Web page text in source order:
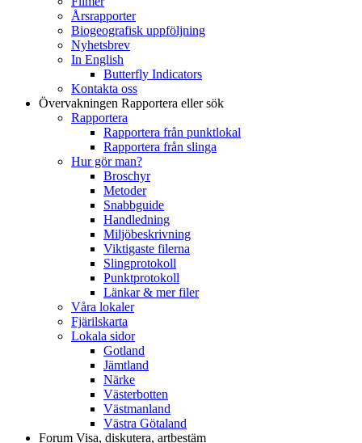
Årsrapporter
Biogeografisk uppföljning
Nyhetsbrev
In English
Butterfly Indicators
Kontakta oss
Övervakningen Rapportera eller sök
Rapportera
Rapportera från punktlokal
Rapportera från slinga
Hur gör man?
Broschyr
Metoder
Snabbguide
Handledning
Miljöbeskrivning
Viktigaste filerna
Slingprotokoll
Punktprotokoll
Länkar & mer filer
Våra lokaler
Fjärilskarta
Lokala sidor
Gotland
Jämtland
Närke
Västerbotten
Västmanland
Västra Götaland
Forum Visa, diskutera, artbestäm